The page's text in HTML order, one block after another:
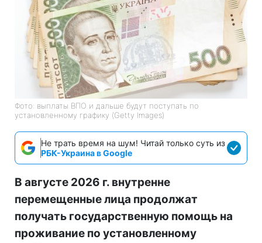
Фото: выплаты ВПО и дальше будут поступать по
установленному графику (Getty Images)
Не трать время на шум! Читай только суть из
РБК-Украина в Google
В августе 2026 г. внутренне
перемещенные лица продолжат
получать государственную помощь на
проживание по установленному